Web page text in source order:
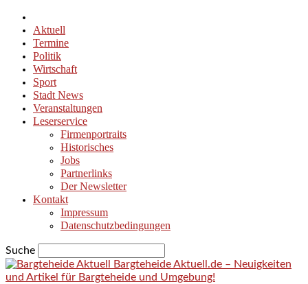
Aktuell
Termine
Politik
Wirtschaft
Sport
Stadt News
Veranstaltungen
Leserservice
Firmenportraits
Historisches
Jobs
Partnerlinks
Der Newsletter
Kontakt
Impressum
Datenschutzbedingungen
Suche
Bargteheide Aktuell.de – Neuigkeiten
und Artikel für Bargteheide und Umgebung!